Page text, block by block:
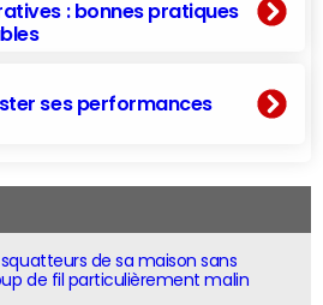
: bonnes pratiques
ses performances
de sa maison sans
de fil particulièrement malin